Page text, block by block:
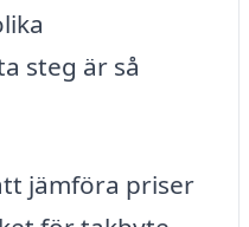
steg är så
jämföra priser